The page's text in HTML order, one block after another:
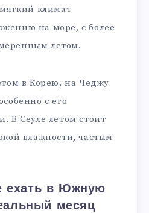
климат
на море, с более
летом.
в Корею, на Чеджу
с его
В Сеуле летом стоит
влажности, частым
ехать в Южную
месяц